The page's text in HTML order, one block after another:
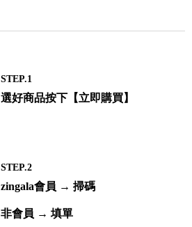
STEP.1
選好商品按下【立即購買】
STEP.2
zingala會員 → 掃碼
非會員 → 填單